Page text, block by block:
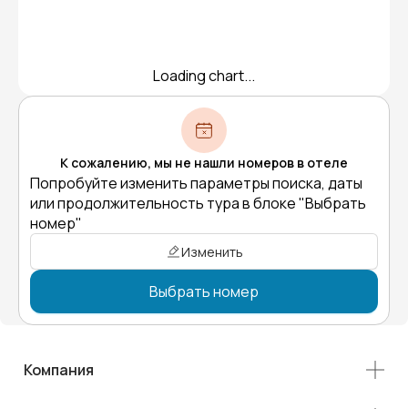
Loading chart...
К сожалению, мы не нашли номеров в отеле
Попробуйте изменить параметры поиска, даты
или продолжительность тура в блоке "Выбрать
номер"
Изменить
Выбрать номер
Компания